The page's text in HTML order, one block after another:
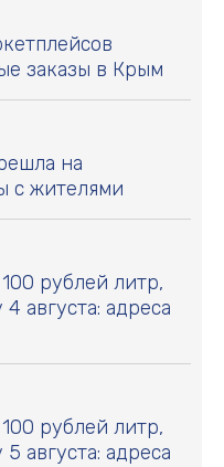
заказы в Крым
на
с жителями
рублей литр,
августа: адреса
рублей литр,
августа: адреса